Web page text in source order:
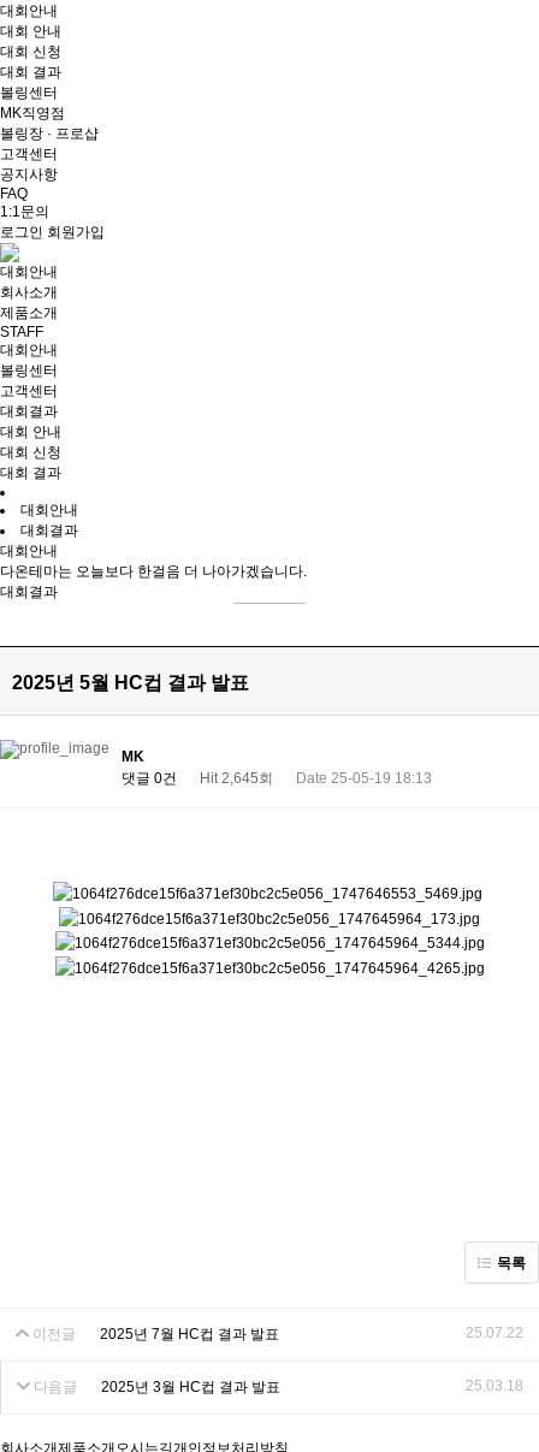
대회안내
대회 안내
대회 신청
대회 결과
볼링센터
MK직영점
볼링장 · 프로샵
고객센터
공지사항
FAQ
1:1문의
로그인 회원가입
대회안내
회사소개
제품소개
STAFF
대회안내
볼링센터
고객센터
대회결과
대회 안내
대회 신청
대회 결과
대회안내
대회결과
대회안내
다온테마는 오늘보다 한걸음 더 나아가겠습니다.
대회결과
2025년 5월 HC컵 결과 발표
MK
댓글 0건
Hit 2,645회 Date 25-05-19 18:13
목록
이전글 2025년 7월 HC컵 결과 발표 25.07.22
다음글 2025년 3월 HC컵 결과 발표 25.03.18
회사소개제품소개 오시는길 개인정보처리방침